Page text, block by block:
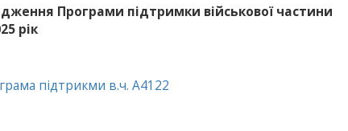
Програми підтримки військової частини
рік
підтрикми в.ч. А4122